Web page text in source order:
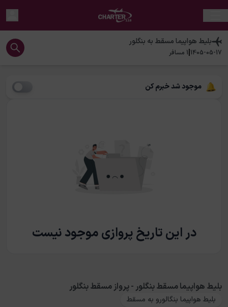
بلیط هواپیمامسقط به بنگلور
1405-05-17
|
1 مسافر
موجود شد خبرم کن
در این تاریخ پروازی موجود نیست
بلیط هواپیما مسقط بنگلور - پرواز مسقط بنگلور
بلیط هواپیما بنگالورو به مسقط